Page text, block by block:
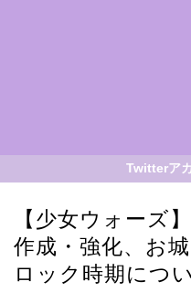
Twitterア
【少女ウォーズ
作成・強化、お
ロック時期につ